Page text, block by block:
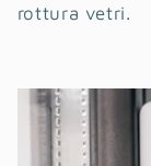
l
z
rottura vetri.